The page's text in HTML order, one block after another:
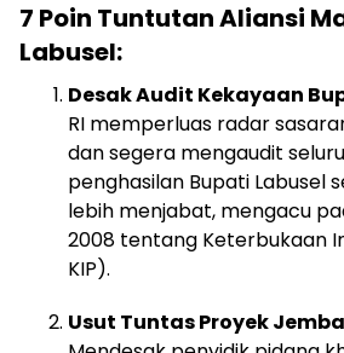
7 Poin Tuntutan Aliansi
Labusel:
Desak Audit Kekayaan
RI memperluas radar
dan segera mengaudit
penghasilan Bupati Labusel
lebih menjabat, mengacu
2008 tentang Keterbukaan
KIP).
Usut Tuntas Proyek